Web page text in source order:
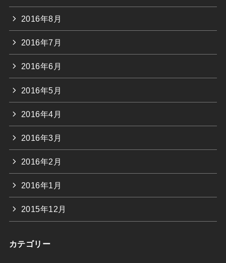
2016年8月
2016年7月
2016年6月
2016年5月
2016年4月
2016年3月
2016年2月
2016年1月
2015年12月
カテゴリー